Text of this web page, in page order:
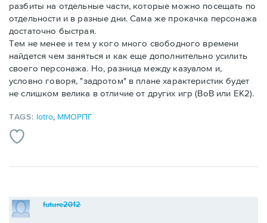
разбиты на отдельные части, которые можно посещать по
отдельности и в разные дни. Сама же прокачка персонажа
достаточно быстрая.
Тем не менее и тем у кого много свободного времени
найдется чем заняться и как еще дополнительно усилить
своего персонажа. Но, разница между казуалом и,
условно говоря, "задротом" в плане характеристик будет
не слишком велика в отличие от других игр (ВоВ или ЕК2).
TAGS: lotro, ММОРПГ
future2012